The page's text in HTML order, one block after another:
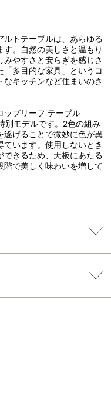
トテーブルは、あらゆる
。自然の美しさと温もり
やすさと安らぎを感じさ
多目的な家具」というコ
キッチンなど住まいのさ
ップリーフ テーブル
別モデルです。2色の組み
げることで微妙に色が異
ています。使用しないとき
きるため、天板にあたる
で美しく味わいを増して